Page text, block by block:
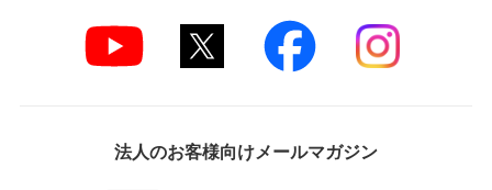
法人のお客様向けメールマガジン